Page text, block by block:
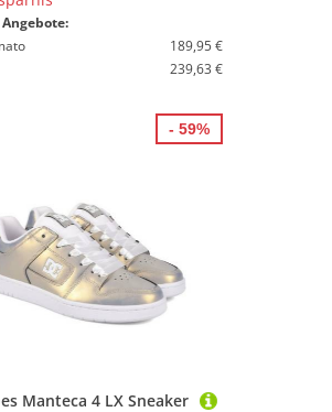
189,95 €
239,63 €
Manteca 4 LX Sneaker
- 59%